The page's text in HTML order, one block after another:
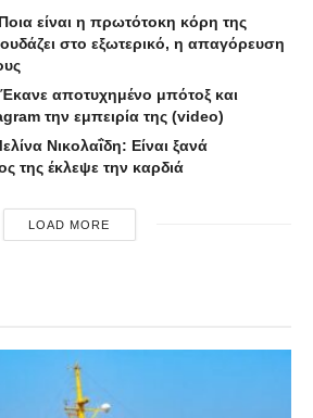
είναι η πρωτότοκη κόρη της
στο εξωτερικό, η απαγόρευση
αποτυχημένο μπότοξ και
την εμπειρία της (video)
Νικολαΐδη: Είναι ξανά
της έκλεψε την καρδιά
LOAD MORE